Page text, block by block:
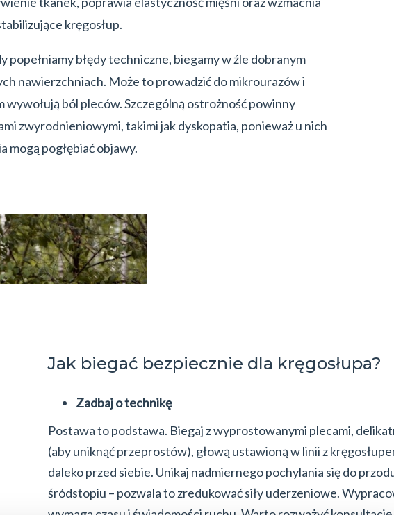
kręgosłup.
popełniamy błędy techniczne, biegamy w źle dobranym
nawierzchniach. Może to prowadzić do mikrourazów i
wywołują ból pleców. Szczególną ostrożność powinny
zwyrodnieniowymi, takimi jak dyskopatia, ponieważ u nich
mogą pogłębiać objawy.
Jak biegać bezpiecznie dla kręgosłupa?
Zadbaj o technikę
Postawa to podstawa. Biegaj z wyprostowanymi plecami,
(aby uniknąć przeprostów), głową ustawioną w linii z
daleko przed siebie. Unikaj nadmiernego pochylania się do
śródstopiu – pozwala to zredukować siły uderzeniowe.